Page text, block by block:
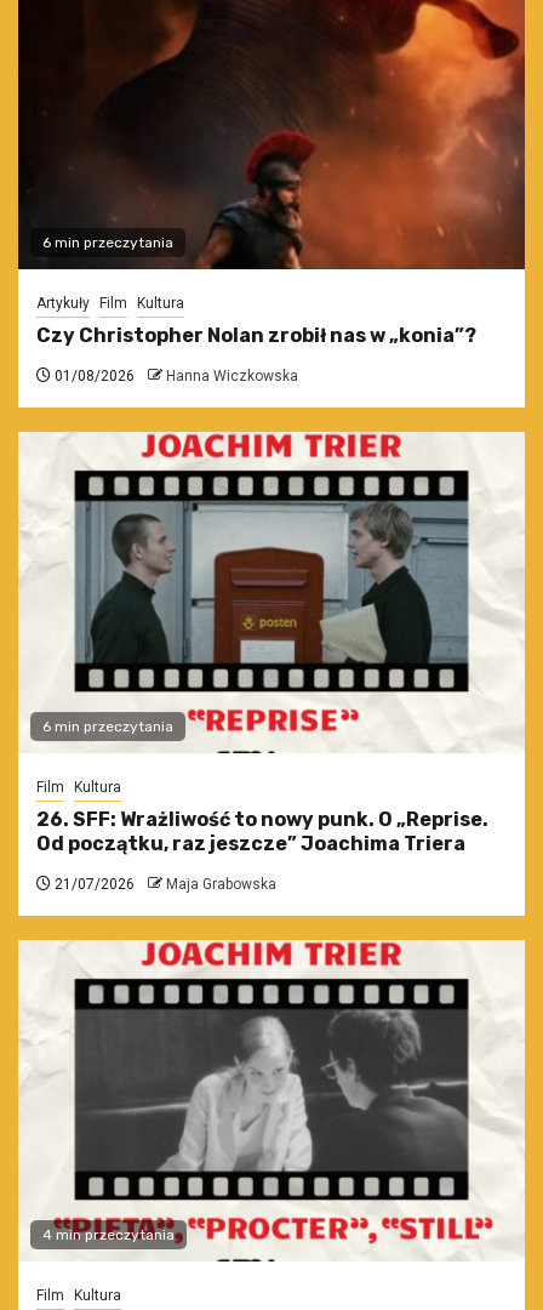
6 min przeczytania
Artykuły Film Kultura
Czy Christopher Nolan zrobił nas w „konia”?
01/08/2026 Hanna Wiczkowska
6 min przeczytania
Film Kultura
26. SFF: Wrażliwość to nowy punk. O „Reprise.
Od początku, raz jeszcze” Joachima Triera
21/07/2026 Maja Grabowska
4 min przeczytania
Film Kultura